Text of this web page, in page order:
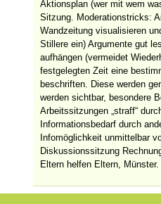
Aktionsplan (wer mit wem
Sitzung. Moderationstricks:
Wandzeitung visualisieren
Stillere ein) Argumente gut
aufhängen (vermeidet
festgelegten Zeit eine
beschriften. Diese werden
werden sichtbar, besondere
Arbeitssitzungen „straff“
Informationsbedarf durch
Infomöglichkeit unmittelbar
Diskussionssitzung
Eltern helfen Eltern, Münster.